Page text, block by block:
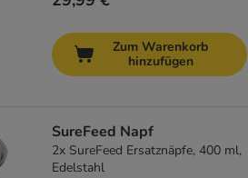
Zum Warenkorb
hinzufügen
SureFeed Napf
2x SureFeed Ersatznäpfe, 400 ml,
Edelstahl